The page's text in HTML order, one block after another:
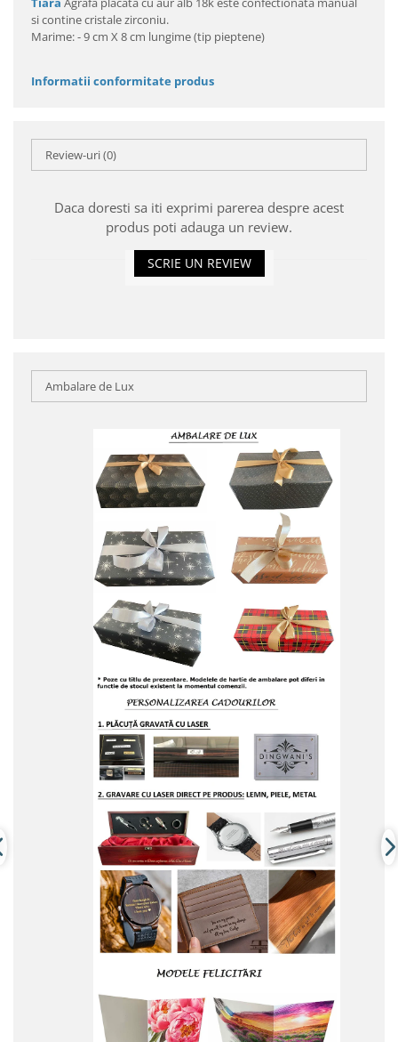
si contine cristale zirconiu.
Marime: - 9 cm X 8 cm lungime (tip pieptene)
Informatii conformitate produs
Review-uri(0)
Daca doresti sa iti exprimi parerea despre acest
produs poti adauga un review.
SCRIE UN REVIEW
Ambalare de Lux